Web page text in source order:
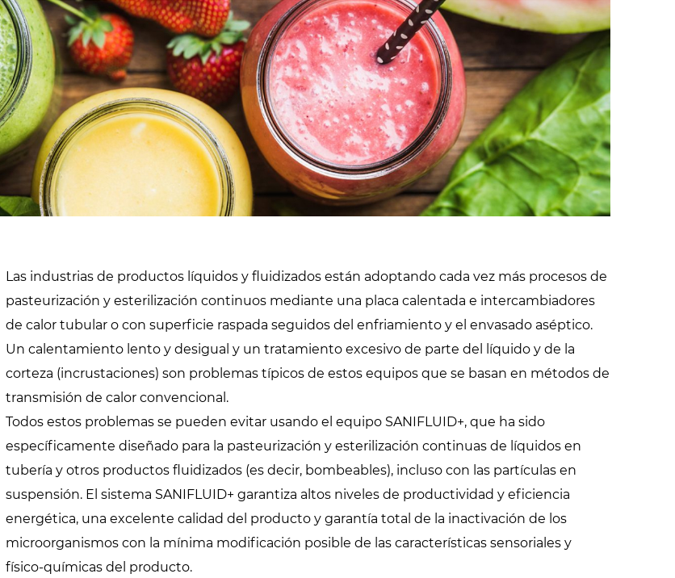
Pasteurización y
esterilización
Desinfestación y
desinfección
Pasteurización de
productos líquidos
Rellenado y
cannabis
Secadores de
extensiones de
cabello
demostraciones
Las industrias de productos líquidos y fluidizados están adoptando cada vez más procesos de
pasteurización y esterilización continuos mediante una placa calentada e intercambiadores
de calor tubular o con superficie raspada seguidos del enfriamiento y el envasado aséptico.
Un calentamiento lento y desigual y un tratamiento excesivo de parte del líquido y de la
corteza (incrustaciones) son problemas típicos de estos equipos que se basan en métodos de
transmisión de calor convencional.
Todos estos problemas se pueden evitar usando el equipo SANIFLUID+, que ha sido
específicamente diseñado para la pasteurización y esterilización continuas de líquidos en
tubería y otros productos fluidizados (es decir, bombeables), incluso con las partículas en
suspensión. El sistema SANIFLUID+ garantiza altos niveles de productividad y eficiencia
energética, una excelente calidad del producto y garantía total de la inactivación de los
microorganismos con la mínima modificación posible de las características sensoriales y
físico-químicas del producto.